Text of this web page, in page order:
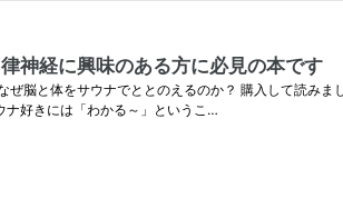
神経に興味のある方に必見の本です
脳と体をサウナでととのえるのか？ 購入して読み
ナ好きには「わかる～」というこ…